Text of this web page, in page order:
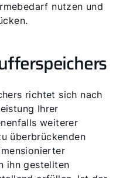
nutzen und
richtet sich nach
Ihrer
weiterer
überbrückenden
ihn gestellten